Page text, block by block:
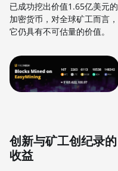
已成功挖出价值1.65亿美元的
加密货币，对全球矿工而言，
它仍具有不可估量的价值。
创新与矿工创纪录的
收益